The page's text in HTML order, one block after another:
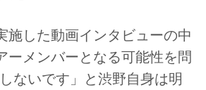
施した動画インタビューの中
ーメンバーとなる可能性を問
ないです」と渋野自身は明